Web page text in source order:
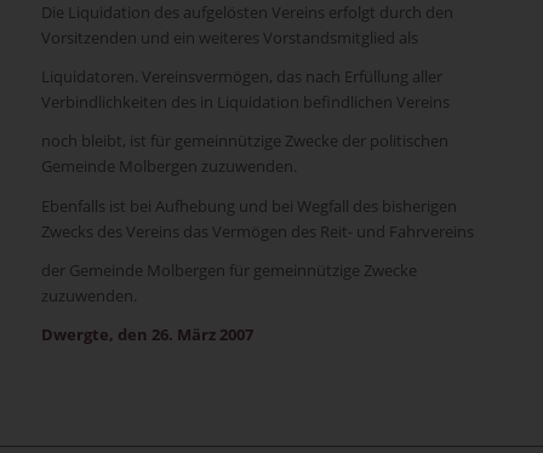
Die Liquidation des aufgelösten Vereins erfolgt durch den
Vorsitzenden und ein weiteres Vorstandsmitglied als
Liquidatoren. Vereinsvermögen, das nach Erfüllung aller
Verbindlichkeiten des in Liquidation befindlichen Vereins
noch bleibt, ist für gemeinnützige Zwecke der politischen
Gemeinde Molbergen zuzuwenden.
Ebenfalls ist bei Aufhebung und bei Wegfall des bisherigen
Zwecks des Vereins das Vermögen des Reit- und Fahrvereins
der Gemeinde Molbergen für gemeinnützige Zwecke
zuzuwenden.
Dwergte, den 26. März 2007